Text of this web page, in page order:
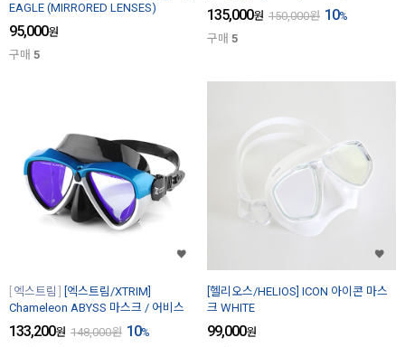
EAGLE (MIRRORED LENSES)
95,000원
구매 5
135,000원 150,000원 10%
구매 5
엑스트림
[엑스트림/XTRIM]
Chameleon ABYSS 마스크 / 어비스
133,200원 148,000원 10%
[헬리오스/HELIOS] ICON 아이콘 마스
크 WHITE
99,000원